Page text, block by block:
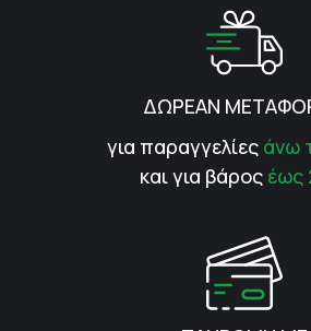
ΔΩΡΕΑΝ
για παραγγελίες άνω
και για βάρος έως